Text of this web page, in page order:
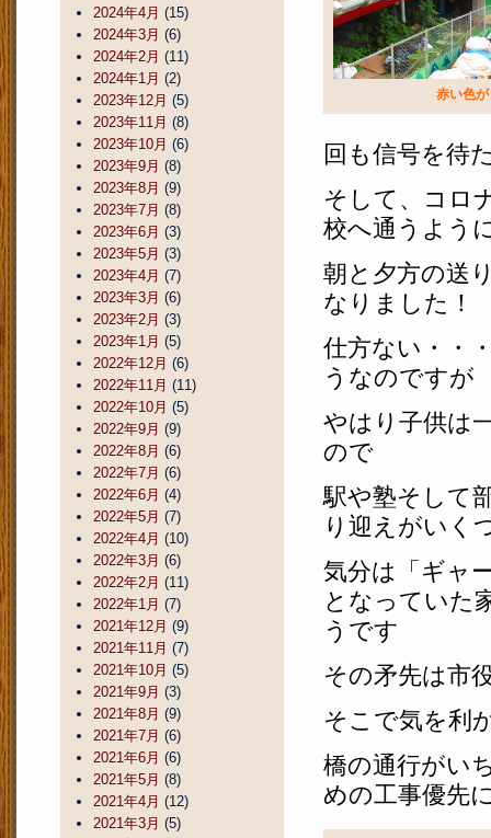
赤い色
回も信号を待
そして、コロ
校へ通うよう
朝と夕方の送
なりました！
仕方ない・・
うなのですが
やはり子供は
ので
駅や塾そして
り迎えがいく
気分は「ギャ
となっていた
うです
その矛先は市
そこで気を利
橋の通行がい
めの工事優先
2024年4月 (15)
2024年3月 (6)
2024年2月 (11)
2024年1月 (2)
2023年12月 (5)
2023年11月 (8)
2023年10月 (6)
2023年9月 (8)
2023年8月 (9)
2023年7月 (8)
2023年6月 (3)
2023年5月 (3)
2023年4月 (7)
2023年3月 (6)
2023年2月 (3)
2023年1月 (5)
2022年12月 (6)
2022年11月 (11)
2022年10月 (5)
2022年9月 (9)
2022年8月 (6)
2022年7月 (6)
2022年6月 (4)
2022年5月 (7)
2022年4月 (10)
2022年3月 (6)
2022年2月 (11)
2022年1月 (7)
2021年12月 (9)
2021年11月 (7)
2021年10月 (5)
2021年9月 (3)
2021年8月 (9)
2021年7月 (6)
2021年6月 (6)
2021年5月 (8)
2021年4月 (12)
2021年3月 (5)